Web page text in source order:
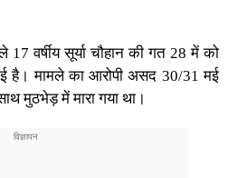
17 वर्षीय सूर्या चौहान की गत 28 में को
है। मामले का आरोपी असद 30/31 मई
मुठभेड़ में मारा गया था।